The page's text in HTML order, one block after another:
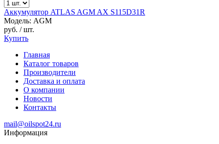
Аккумулятор ATLAS AGM AX S115D31R
Модель: AGM
руб. / шт.
Купить
Главная
Каталог товаров
Производители
Доставка и оплата
О компании
Новости
Контакты
mail@oilspot24.ru
Информация